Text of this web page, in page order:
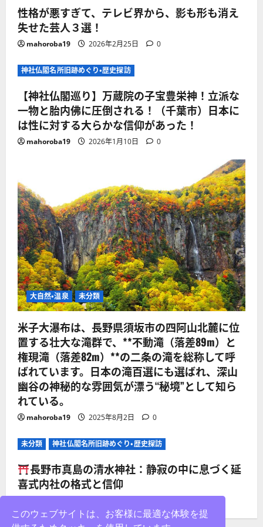
性格が悪すぎて、テレビ界から、影も形も消え
失せた芸人３選！
mahoroba19 2026年2月25日 0
神社仏閣名所旧跡めぐり・歴史探訪
【神社仏閣巡り】万蔵院の子宝豊栄神！立派な
一物と胎内佛に圧倒される！（千葉市）日本に
は性に対する大らかな信仰があった！
mahoroba19 2026年1月10日 0
大自然・温泉 未分類
米子大瀑布は、長野県須坂市の四阿山北麓に位
置する壮大な滝群で、**不動滝（落差89m）と
権現滝（落差82m）**の二条の滝を総称して呼
ばれています。日本の滝百選にも選ばれ、深山
幽谷の神秘的な雰囲気が漂う“秘境”として知ら
れている。
mahoroba19 2025年8月2日 0
未分類 神社仏閣名所旧跡めぐり・歴史探訪
長野市真島の清水神社：静寂の中に息づく延
喜式内社の格式と信仰
このウェブサイトは、お客様に最適な体験を提